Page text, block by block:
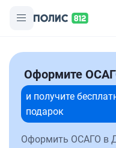
Оформите
и получите
подарок
Оформить ОСАГО в